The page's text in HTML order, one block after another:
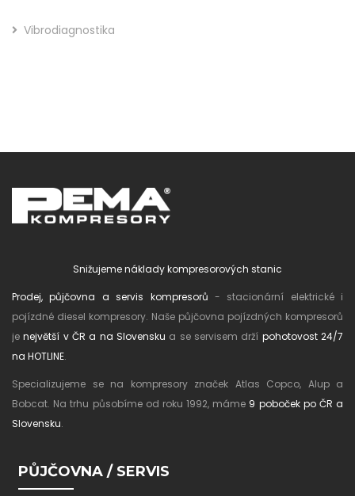
Vibrodiagnostika
Snižujeme náklady kompresorových stanic
Prodej, půjčovna a servis kompresorů - stacionární elektrické i
pojízdné diesel kompresory. Naše půjčovna pojízdných kompresorů
jenejvětší v ČR a na Slovensku a se servisem drží pohotovost 24/7
na HOTLINE.
Specializujeme se na kompresory značek Atlas Copco, Alup a
Bobcat. Na trhu působíme od roku 1992, máme 9 poboček po ČR a
Slovensku.
PŮJČOVNA / SERVIS